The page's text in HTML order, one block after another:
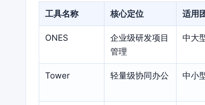
工具名称 核心定位 适用
ONES
企业级研发项目
管理
中大
Tower 轻量级协同办公 中小